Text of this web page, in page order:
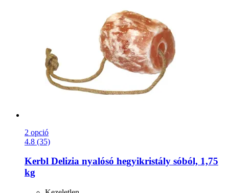
2 opció
4.8 (35)
Kerbl Delizia nyalósó hegyikristály sóból, 1,75
kg